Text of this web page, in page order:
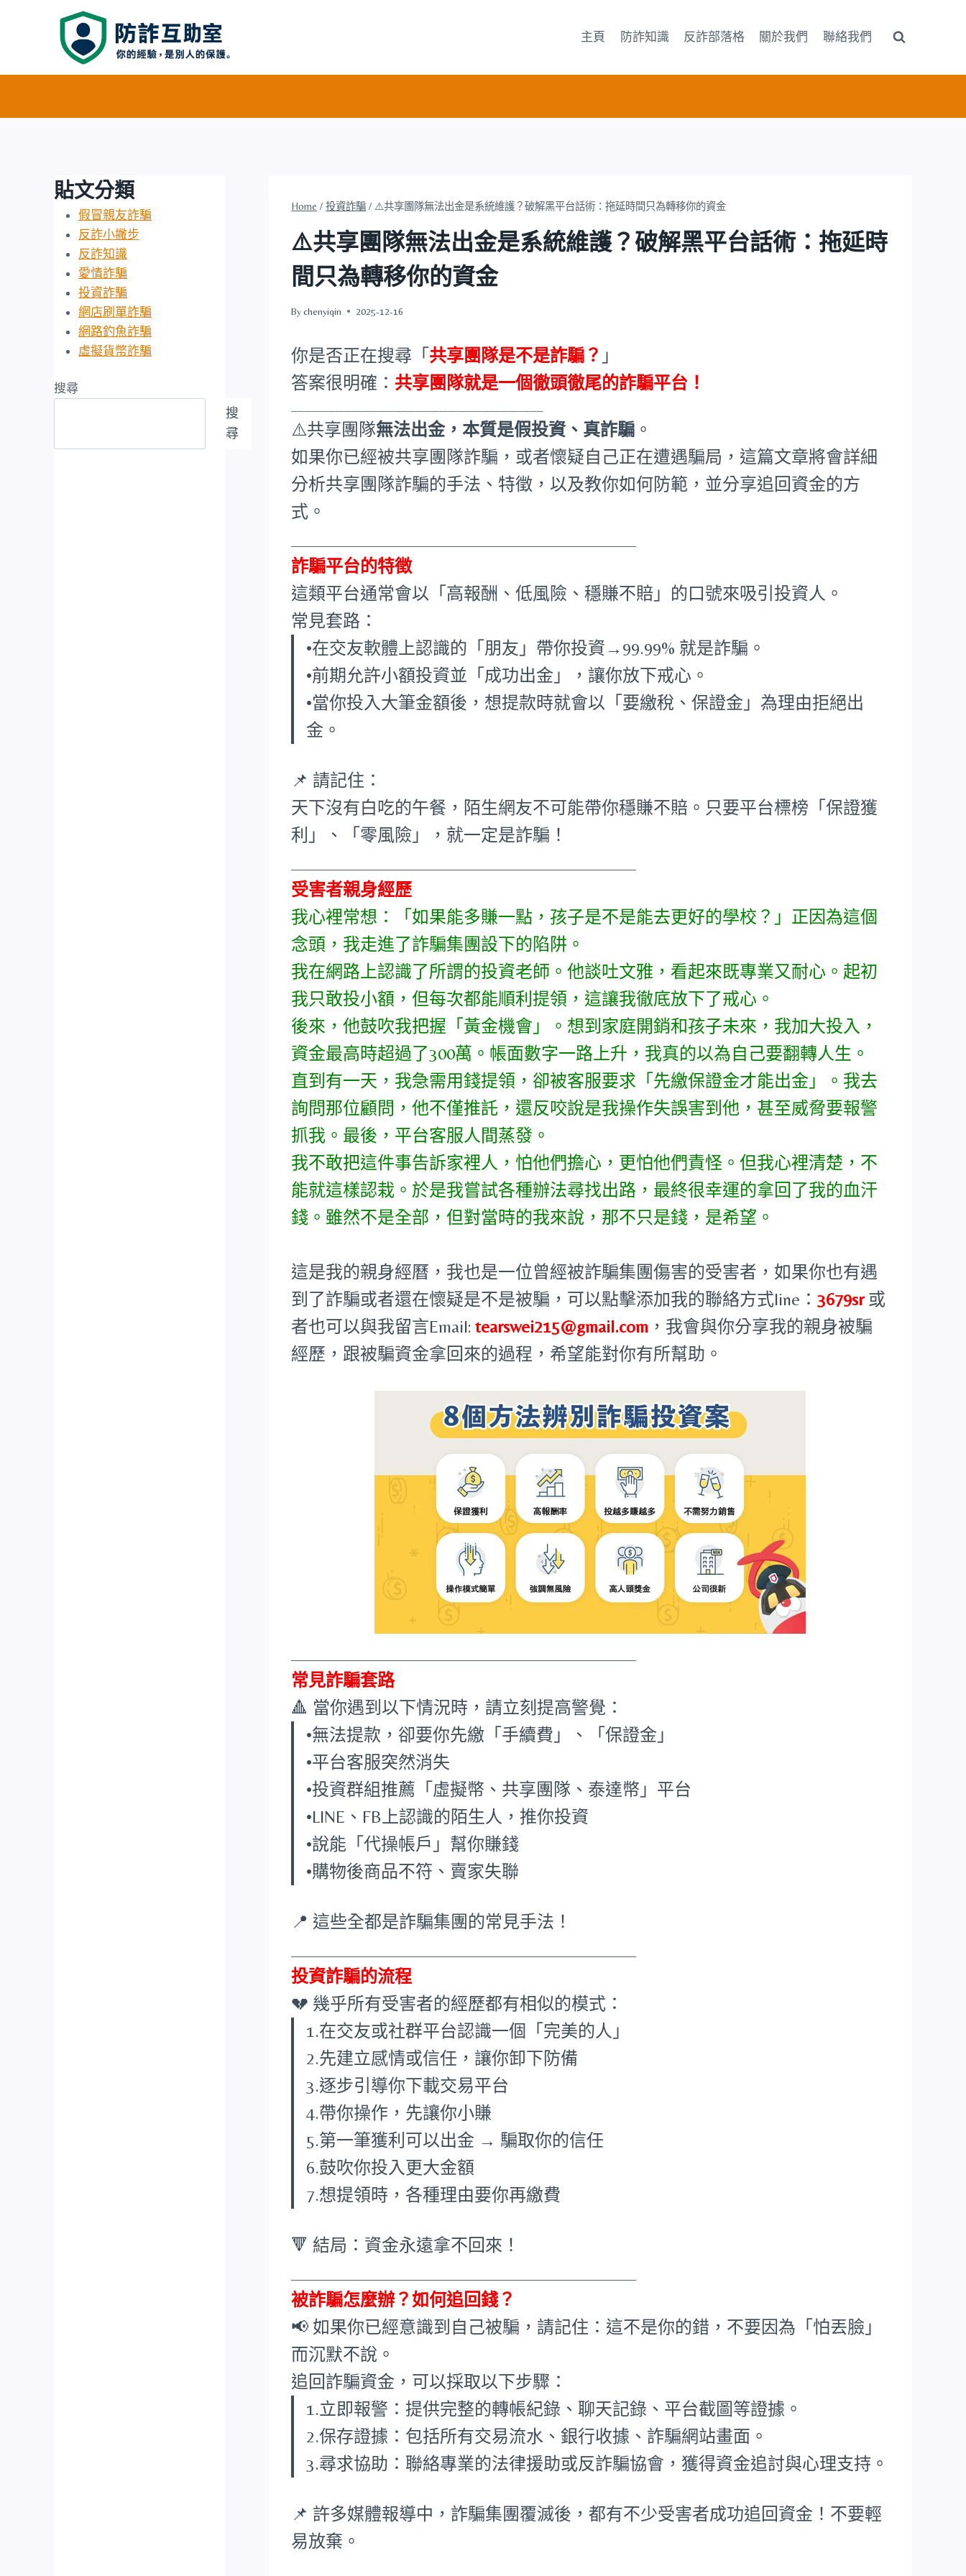
主頁 防詐知識 反詐部落格 關於我們 聯絡我們
Home / 投資詐騙 / ⚠️共享團隊無法出金是系統維護？破解黑平台話術：拖延時間只為轉移你的資金
⚠️共享團隊無法出金是系統維護？破解黑平台話術：拖延時
間只為轉移你的資金
By chenyiqin 2025-12-16
你是否正在搜尋「 共享團隊是不是詐騙？ 」
答案很明確： 共享團隊就是一個徹頭徹尾的詐騙平台！
⚠️共享團隊無法出金，本質是假投資、真詐騙 。
如果你已經被共享團隊詐騙，或者懷疑自己正在遭遇騙局，這篇文章將會詳細
分析共享團隊詐騙的手法、特徵，以及教你如何防範，並分享追回資金的方
式。
詐騙平台的特徵
這類平台通常會以「高報酬、低風險、穩賺不賠」的口號來吸引投資人。
常見套路：
•在交友軟體上認識的「朋友」帶你投資→99.99% 就是詐騙。
•前期允許小額投資並「成功出金」，讓你放下戒心。
•當你投入大筆金額後，想提款時就會以「要繳稅、保證金」為理由拒絕出
金。
📌 請記住：
天下沒有白吃的午餐，陌生網友不可能帶你穩賺不賠。只要平台標榜「保證獲
利」、「零風險」，就一定是詐騙！
受害者親身經歷
我心裡常想：「如果能多賺一點，孩子是不是能去更好的學校？」正因為這個
念頭，我走進了詐騙集團設下的陷阱。
我在網路上認識了所謂的投資老師。他談吐文雅，看起來既專業又耐心。起初
我只敢投小額，但每次都能順利提領，這讓我徹底放下了戒心。
後來，他鼓吹我把握「黃金機會」。想到家庭開銷和孩子未來，我加大投入，
資金最高時超過了300萬。帳面數字一路上升，我真的以為自己要翻轉人生。
直到有一天，我急需用錢提領，卻被客服要求「先繳保證金才能出金」。我去
詢問那位顧問，他不僅推託，還反咬說是我操作失誤害到他，甚至威脅要報警
抓我。最後，平台客服人間蒸發。
我不敢把這件事告訴家裡人，怕他們擔心，更怕他們責怪。但我心裡清楚，不
能就這樣認栽。於是我嘗試各種辦法尋找出路，最終很幸運的拿回了我的血汗
錢。雖然不是全部，但對當時的我來說，那不只是錢，是希望。
這是我的親身經曆，我也是一位曾經被詐騙集團傷害的受害者，如果你也有遇
到了詐騙或者還在懷疑是不是被騙，可以點擊添加我的聯絡方式line：3679sr 或
者也可以與我留言Email: tearswei215@gmail.com ，我會與你分享我的親身被騙
經歷，跟被騙資金拿回來的過程，希望能對你有所幫助。
常見詐騙套路
🔺 當你遇到以下情況時，請立刻提高警覺：
•無法提款，卻要你先繳「手續費」、「保證金」
•平台客服突然消失
•投資群組推薦「虛擬幣、共享團隊、泰達幣」平台
•LINE、FB上認識的陌生人，推你投資
•說能「代操帳戶」幫你賺錢
•購物後商品不符、賣家失聯
📍 這些全都是詐騙集團的常見手法！
投資詐騙的流程
💔 幾乎所有受害者的經歷都有相似的模式：
1.在交友或社群平台認識一個「完美的人」
2.先建立感情或信任，讓你卸下防備
3.逐步引導你下載交易平台
4.帶你操作，先讓你小賺
5.第一筆獲利可以出金 → 騙取你的信任
6.鼓吹你投入更大金額
7.想提領時，各種理由要你再繳費
🔻 結局：資金永遠拿不回來！
被詐騙怎麼辦？如何追回錢？
📢 如果你已經意識到自己被騙，請記住：這不是你的錯，不要因為「怕丟臉」
而沉默不說。
追回詐騙資金，可以採取以下步驟：
1.立即報警：提供完整的轉帳紀錄、聊天記錄、平台截圖等證據。
2.保存證據：包括所有交易流水、銀行收據、詐騙網站畫面。
3.尋求協助：聯絡專業的法律援助或反詐騙協會，獲得資金追討與心理支持。
📌 許多媒體報導中，詐騙集團覆滅後，都有不少受害者成功追回資金！不要輕
易放棄。
貼文分類
假冒親友詐騙
反詐小撇步
反詐知識
愛情詐騙
投資詐騙
網店刷單詐騙
網路釣魚詐騙
虛擬貨幣詐騙
搜尋
搜
尋